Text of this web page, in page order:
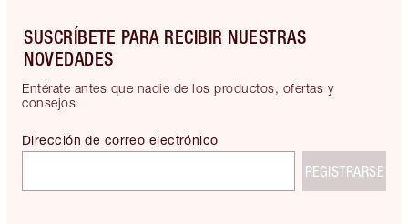
SUSCRÍBETE PARA RECIBIR NUESTRAS
NOVEDADES
Entérate antes que nadie de los productos, ofertas y
consejos
Dirección de correo electrónico
REGISTRARSE